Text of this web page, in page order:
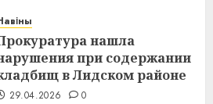
нашла
при содержании
в Лидском районе
29.04.2026 0